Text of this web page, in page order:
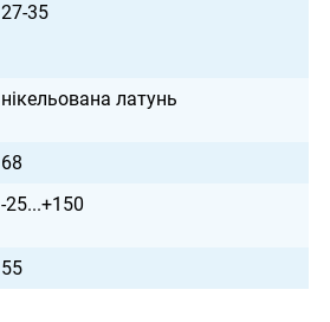
27-35
нікельована латунь
68
-25...+150
55